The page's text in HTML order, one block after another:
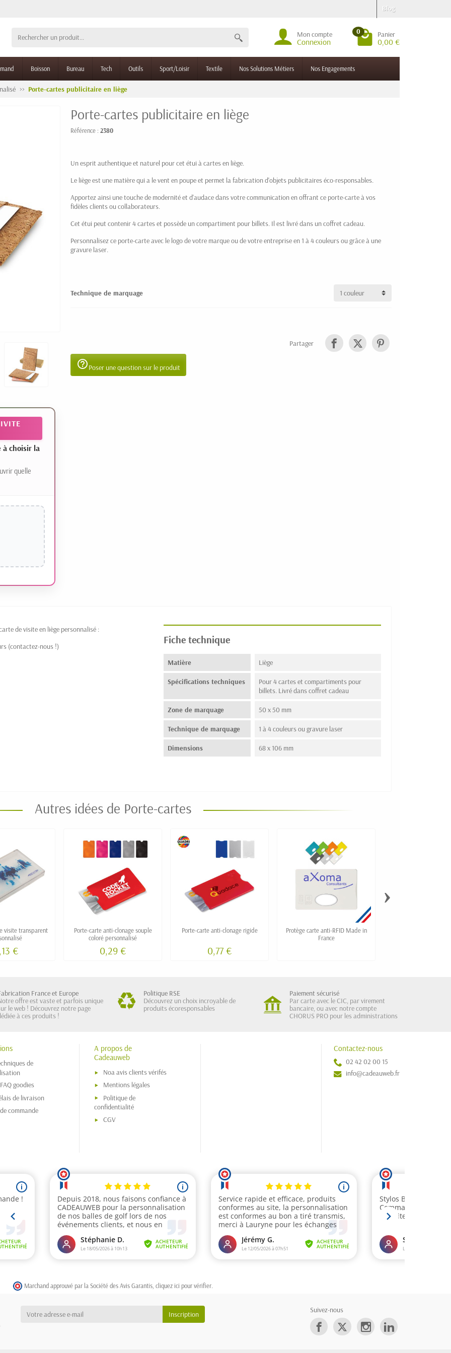
Blog
Mon compte
Connexion
0 Panier
0,00 €
Boisson Bureau Tech Outils Sport/Loisir Textile Nos Solutions Métiers Nos Engagements
Porte-cartes publicitaire en liège
à choisir la
quelle
Porte-cartes publicitaire en liège
Référence : 2380
Un esprit authentique et naturel pour cet étui à cartes en liège.
Le liège est une matière qui a le vent en poupe et permet la fabrication d'objets publicitaires éco-responsables.
Apportez ainsi une touche de modernité et d'audace dans votre communication en offrant ce porte-carte à vos
fidèles clients ou collaborateurs.
Cet étui peut contenir 4 cartes et possède un compartiment pour billets. Il est livré dans un coffret cadeau.
Personnalisez ce porte-carte avec le logo de votre marque ou de votre entreprise en 1 à 4 couleurs ou grâce à une
gravure laser.
Technique de marquage
Partager
help_outlinePoser une question sur le produit
de visite en liège personnalisé :
(contactez-nous !)
Fiche technique
Matière Liège
Spécifications techniques
Pour 4 cartes et compartiments pour
billets. Livré dans coffret cadeau
Zone de marquage 50 x 50 mm
Technique de marquage 1 à 4 couleurs ou gravure laser
Dimensions 68 x 106 mm
Autres idées de Porte-cartes
visite transparent
€
Porte-carte anti-clonage souple
coloré personnalisé
0,29 €
Porte-carte anti-clonage rigide
0,77 €
Protège carte anti-RFID Made in
France
›
France et Europe
offre est vaste et parfois unique
le web ! Découvrez notre page
à ces produits !
Politique RSE
Découvrez un choix incroyable de
produits écoresponsables
Paiement sécurisé
Par carte avec le CIC, par virement
bancaire, ou avec notre compte
CHORUS PRO pour les administrations
de
goodies
de livraison
commande
A propos de
Cadeauweb
Noa avis clients vérifés
Mentions légales
Politique de
confidentialité
CGV
Contactez-nous
02 42 02 00 15
info@cadeauweb.fr
Marchand approuvé par la Société des Avis Garantis, cliquez ici pour vérifier
Suivez-nous